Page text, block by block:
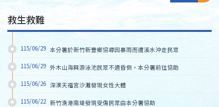
救生救難
115/06/29 本分署於新竹新豐鄉協尋因暴雨而遭溪水沖走民眾
115/06/29 外木山海興游泳池民眾不適昏倒，本分署前往協助
115/06/26 深澳天福宮沙灘發現女性大體
115/06/22 新竹漁港南堤發現受傷民眾由本分署協助